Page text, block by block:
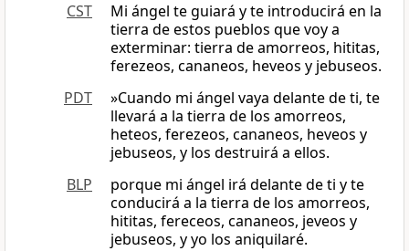
CST
Mi ángel te guiará y te introducirá en la
tierra de estos pueblos que voy a
exterminar: tierra de amorreos, hititas,
ferezeos, cananeos, heveos y jebuseos.
PDT
»Cuando mi ángel vaya delante de ti, te
llevará a la tierra de los amorreos,
heteos, ferezeos, cananeos, heveos y
jebuseos, y los destruirá a ellos.
BLP
porque mi ángel irá delante de ti y te
conducirá a la tierra de los amorreos,
hititas, fereceos, cananeos, jeveos y
jebuseos, y yo los aniquilaré.